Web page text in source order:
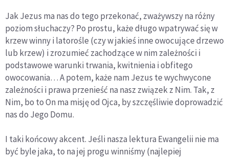
Jak Jezus ma nas do tego przekonać, zważywszy na różny
poziom słuchaczy? Po prostu, każe długo wpatrywać się w
krzew winny i latorośle (czy w jakieś inne owocujące drzewo
lub krzew) i zrozumieć zachodzące w nim zależności i
podstawowe warunki trwania, kwitnienia i obfitego
owocowania… A potem, każe nam Jezus te wychwycone
zależności i prawa przenieść na nasz związek z Nim. Tak, z
Nim, bo to On ma misję od Ojca, by szczęśliwie doprowadzić
nas do Jego Domu.
I taki końcowy akcent. Jeśli nasza lektura Ewangelii nie ma
być byle jaka, to na jej progu winniśmy (najlepiej